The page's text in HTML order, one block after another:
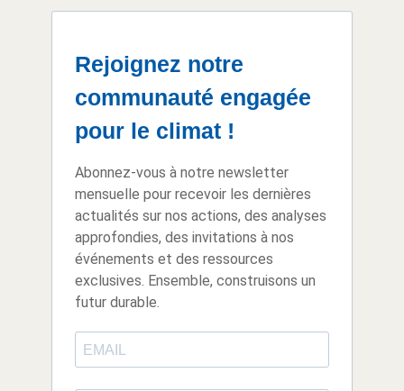
Rejoignez notre
communauté engagée
pour le climat !
Abonnez-vous à notre newsletter
mensuelle pour recevoir les dernières
actualités sur nos actions, des analyses
approfondies, des invitations à nos
événements et des ressources
exclusives. Ensemble, construisons un
futur durable.